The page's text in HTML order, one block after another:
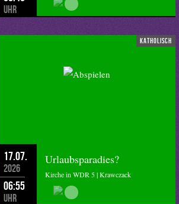
Uhr
katholisch
17.07.
2026
06:55
Uhr
Urlaubsparadies?
Kirche in WDR 5 | Krawczack